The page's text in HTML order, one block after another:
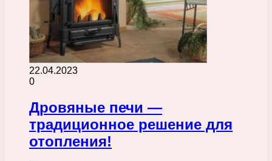
22.04.2023
0
Дровяные печи —
традиционное решение для
отопления!